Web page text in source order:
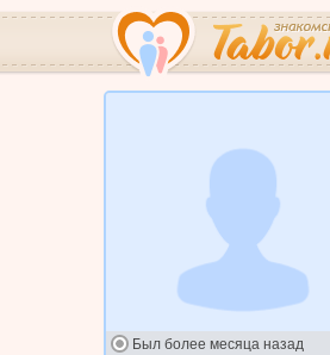
Был более месяца назад